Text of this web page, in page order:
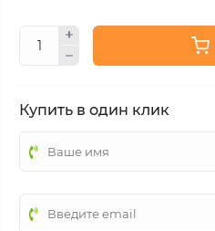
Купить в один клик